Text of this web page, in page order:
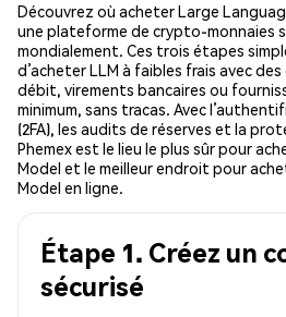
Découvrez où acheter Large
une plateforme de crypto-monnaies
mondialement. Ces trois étapes
d’acheter LLM à faibles frais avec
débit, virements bancaires ou
minimum, sans tracas. Avec
(2FA), les audits de réserves et la
Phemex est le lieu le plus sûr pour
Model et le meilleur endroit pour
Model en ligne.
Étape 1. Créez un
sécurisé